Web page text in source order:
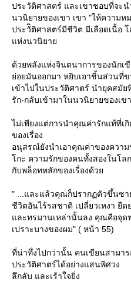
ประวัติศาสตร์ และเขาชอบที่จะ
นวนิยายของเขา เขา "ให้ความ
ประวัิติศาสตร์มีชีวิต มีเลือดเนื้อ
ห่งนวนิยา
ด้วยพลังแห่งจินตนาการของนักเ
อยมันออกมา หยิบเอาชิ้นส่วนที่ข
เข้าไปในประวัติศาตร์ นำยุคสมั
รัก-กลับเข้ามาในนวนิยายของเขา
ไม่เพียงแต่การนำคุณค่ารักแท้ที่เ
ของเรื่อง
อนุสรณ์ยังนำเอาคุณค่าของควา
กะ ความรักของคนทั้งสองในโล
กับพล็อทหลักของเรื่องด้ว
" ...และแล้วคุณก็ปรากฏตัวขึ้นซา
ชีวิตอันไร้รสชาติ เปลี่ยวเหงา ยืด
ละทรมานเหล่านั้นลง คุณคือจุด
เปราะบางของผม" ( หน้า 55)
ที่น่าทึ่งไปกว่านั้น คนเขียนสามา
ประวัติศาตร์ได้อย่างแสนพิศวง
ลึกลับ และเร้าใจยิ่ง